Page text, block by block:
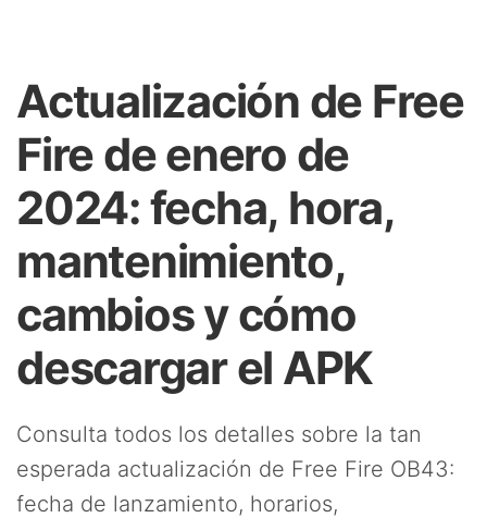
Actualización de Free
Fire de enero de
2024: fecha, hora,
mantenimiento,
cambios y cómo
descargar el APK
Consulta todos los detalles sobre la tan
esperada actualización de Free Fire OB43:
fecha de lanzamiento, horarios,